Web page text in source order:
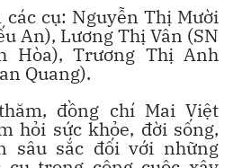
cụ: Nguyễn Thị Mười
An), Lương Thị Vân (SN
Hòa), Trương Thị Anh
Quang).
đồng chí Mai Việt
hỏi sức khỏe, đời sống,
sâu sắc đối với những